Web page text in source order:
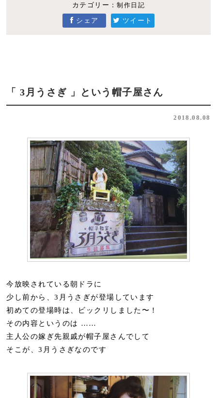
カテゴリー：制作日記
シェア ツイート
「 3月うさぎ 」という帽子屋さん
2018.08.08
今放映されている朝ドラに
少し前から、3月うさぎが登場しています
初めての登場時は、ビックリしました〜！
その内容というのは ……
主人公の嫁ぎ先親戚が帽子屋さんでして
そこが、3月うさぎなのです